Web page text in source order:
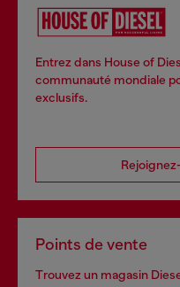
Entrez dans House of
communauté mondiale
exclusifs.
Points de vente
Trouvez un magasin